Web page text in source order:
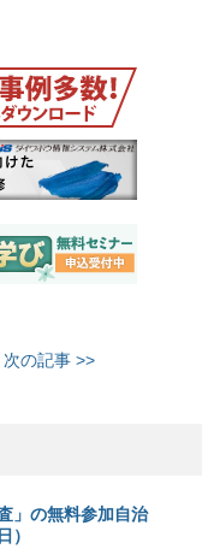
次の記事 >>
」の無料参加自治
）